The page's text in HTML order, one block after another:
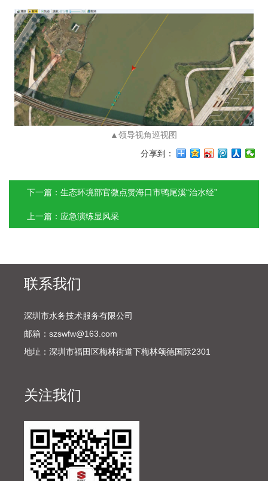
▲领导视角巡视图
分享到：
下一篇：生态环境部官微点赞海口市鸭尾溪“治水经”
上一篇：应急演练显风采
联系我们
深圳市水务技术服务有限公司
邮箱：szswfw@163.com
地址：深圳市福田区梅林街道下梅林颂德国际2301
关注我们